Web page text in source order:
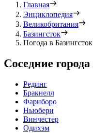
Главная
Энциклопедия
Великобритания
Базингсток
Погода в Базингсток
Соседние города
Рединг
Бракнелл
Фарнборо
Ньюбери
Винчестер
Одихэм